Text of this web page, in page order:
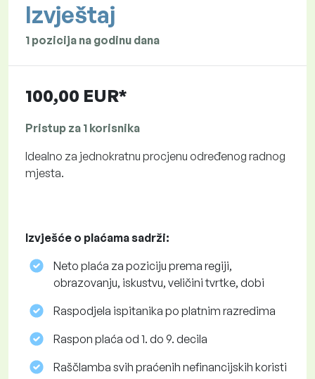
Izvještaj
1 pozicija na godinu dana
100,00 EUR*
Pristup za 1 korisnika
Idealno za jednokratnu procjenu određenog radnog
mjesta.
Izvješće o plaćama sadrži:
Neto plaća za poziciju prema regiji,
obrazovanju, iskustvu, veličini tvrtke, dobi
Raspodjela ispitanika po platnim razredima
Raspon plaća od 1. do 9. decila
Raščlamba svih praćenih nefinancijskih koristi